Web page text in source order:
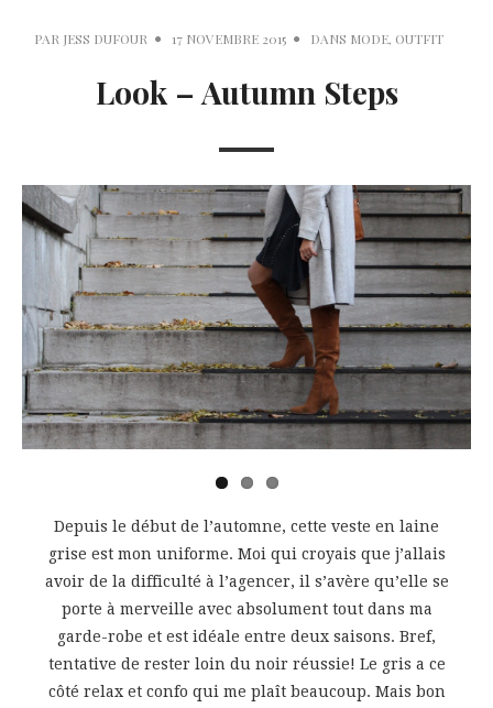
PAR JESS DUFOUR 17 NOVEMBRE 2015 DANS MODE, OUTFIT
Look – Autumn Steps
Depuis le début de l’automne, cette veste en laine
grise est mon uniforme. Moi qui croyais que j’allais
avoir de la difficulté à l’agencer, il s’avère qu’elle se
porte à merveille avec absolument tout dans ma
garde-robe et est idéale entre deux saisons. Bref,
tentative de rester loin du noir réussie! Le gris a ce
côté relax et confo qui me plaît beaucoup. Mais bon